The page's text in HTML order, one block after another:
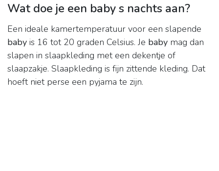
Wat doe je een baby s nachts aan?
Een ideale kamertemperatuur voor een slapende
baby is 16 tot 20 graden Celsius. Je baby mag dan
slapen in slaapkleding met een dekentje of
slaapzakje. Slaapkleding is fijn zittende kleding. Dat
hoeft niet perse een pyjama te zijn.